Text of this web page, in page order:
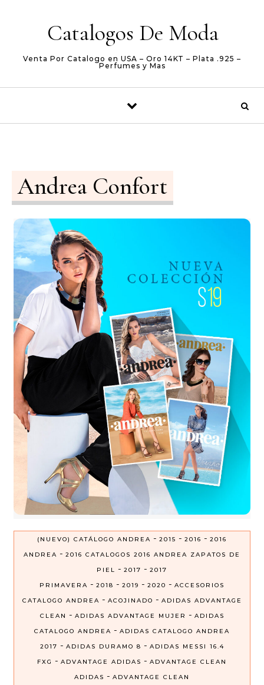
Catalogos De Moda
Venta Por Catalogo en USA – Oro 14KT – Plata .925 –
Perfumes y Mas
Andrea Confort
(NUEVO) CATÁLOGO ANDREA - 2015 - 2016 - 2016
ANDREA - 2016 CATALOGOS 2016 ANDREA ZAPATOS DE
PIEL
- 2017 - 2017
PRIMAVERA - 2018 - 2019 - 2020 - ACCESORIOS
CATALOGO ANDREA - ACOJINADO - ADIDAS ADVANTAGE
CLEAN
- ADIDAS ADVANTAGE MUJER - ADIDAS
CATALOGO ANDREA - ADIDAS CATALOGO ANDREA
2017 - ADIDAS DURAMO 8 - ADIDAS MESSI 16.4
FXG
- ADVANTAGE ADIDAS - ADVANTAGE CLEAN
ADIDAS - ADVANTAGE CLEAN